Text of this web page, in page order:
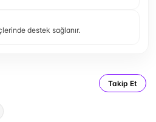
destek sağlanır.
Takip Et